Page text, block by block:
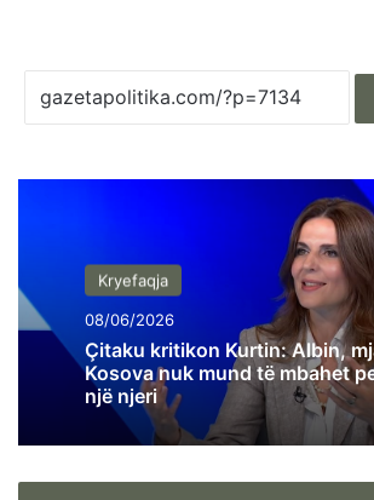
Kryefaqja
08/06/2026
Çitaku kritikon Kurtin: Albin,
Kosova nuk mund të mbahet
një njeri